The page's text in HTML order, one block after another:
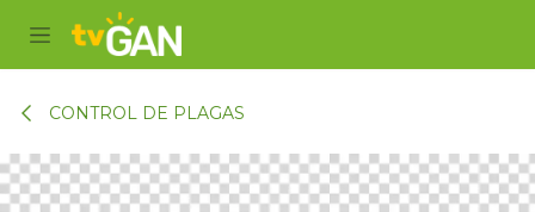
CONTROL DE PLAGAS